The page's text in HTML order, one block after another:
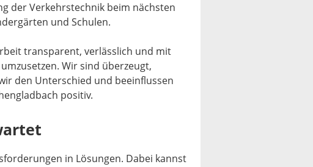
der Verkehrstechnik beim nächsten
und Schulen.
transparent, verlässlich und mit
Wir sind überzeugt,
den Unterschied und beeinflussen
positiv.
in Lösungen. Dabei kannst